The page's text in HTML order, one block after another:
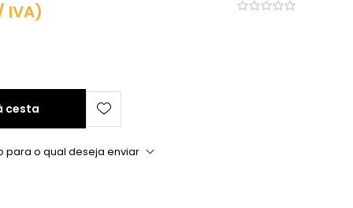
IVA)
cesta
para o qual deseja enviar